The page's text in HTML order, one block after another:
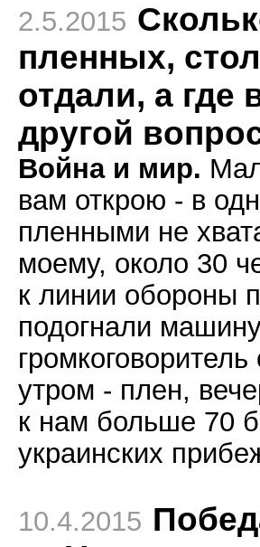
2.5.2015
пленных,
отдали, а где
другой
Война и мир.
вам открою - в
пленными не
моему, около 30
к линии обороны
подогнали
утром - плен,
к нам больше 70
украинских
10.4.2015